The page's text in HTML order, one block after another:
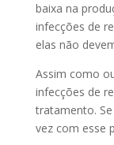
baixa na
infecções de
elas não
Assim como
infecções de
tratamento.
vez com esse